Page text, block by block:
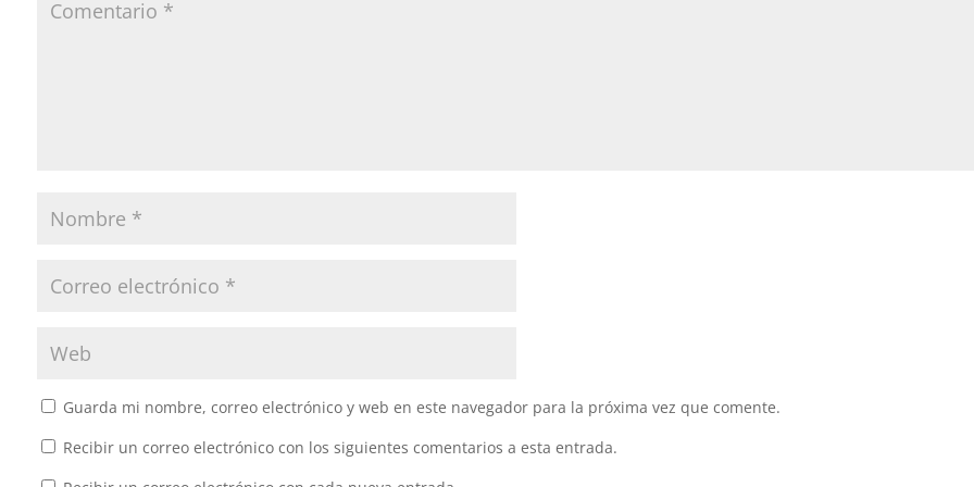
Guarda mi nombre, correo electrónico y web en este navegador para la próxima vez que comente.
Recibir un correo electrónico con los siguientes comentarios a esta entrada.